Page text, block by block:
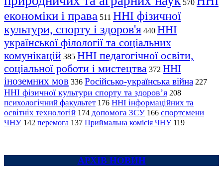
570
економіки і права 511 ННІ фізичної
культури, спорту і здоров'я 440 ННІ
української філології та соціальних
комунікацій 385 ННІ педагогічної освіти,
соціальної роботи і мистецтва 372 ННІ
іноземних мов 336 Російсько-українська війна 227
ННІ фізичної культури спорту та здоров’я 208
психологічний факультет 176 ННІ інформаційних та
освітніх технологій 174 допомога ЗСУ 166 спортсмени
ЧНУ 142 перемога 137 Приймальна комісія ЧНУ 119
АРХІВ НОВИН